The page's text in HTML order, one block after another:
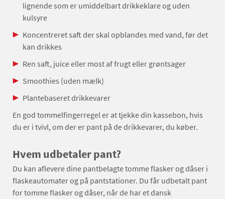
lignende som er umiddelbart drikkeklare og uden
kulsyre
Koncentreret saft der skal opblandes med vand, før det
kan drikkes
Ren saft, juice eller most af frugt eller grøntsager
Smoothies (uden mælk)
Plantebaseret drikkevarer
En god tommelfingerregel er at tjekke din kassebon, hvis
du er i tvivl, om der er pant på de drikkevarer, du køber.
Hvem udbetaler pant?
Du kan aflevere dine pantbelagte tomme flasker og dåser i
flaskeautomater og på pantstationer. Du får udbetalt pant
for tomme flasker og dåser, når de har et dansk